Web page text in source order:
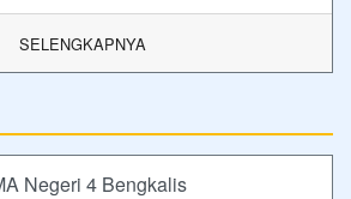
SELENGKAPNYA
Negeri 4 Bengkalis